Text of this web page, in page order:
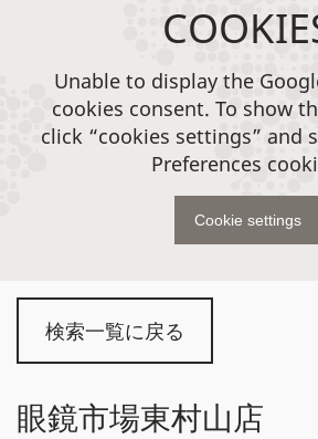
検索一覧に戻る
眼鏡市場東村山店
Unable to display the
cookies consent. To show
click “cookies settings” and
Preferences
Cookie settings